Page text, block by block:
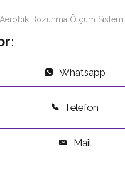
Aerobik Bozunma Ölçüm Sistemi
Whatsapp
Telefon
Mail